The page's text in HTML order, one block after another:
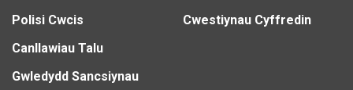
Polisi Cwcis
Canllawiau Talu
Gwledydd Sancsiynau
Cwestiynau Cyffredin